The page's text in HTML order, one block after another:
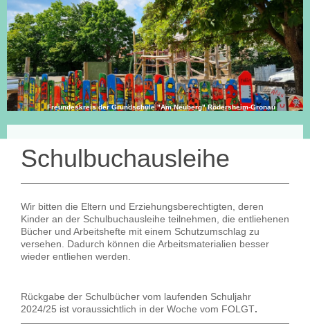
Freundeskreis der Grundschule "Am Neuberg" Rödersheim-Gronau
Schulbuchausleihe
Wir bitten die Eltern und Erziehungsberechtigten, deren
Kinder an der Schulbuchausleihe teilnehmen, die entliehenen
Bücher und Arbeitshefte mit einem Schutzumschlag zu
versehen. Dadurch können die Arbeitsmaterialien besser
wieder entliehen werden.
Rückgabe der Schulbücher vom laufenden Schuljahr
2024/25 ist voraussichtlich in der Woche vom FOLGT.